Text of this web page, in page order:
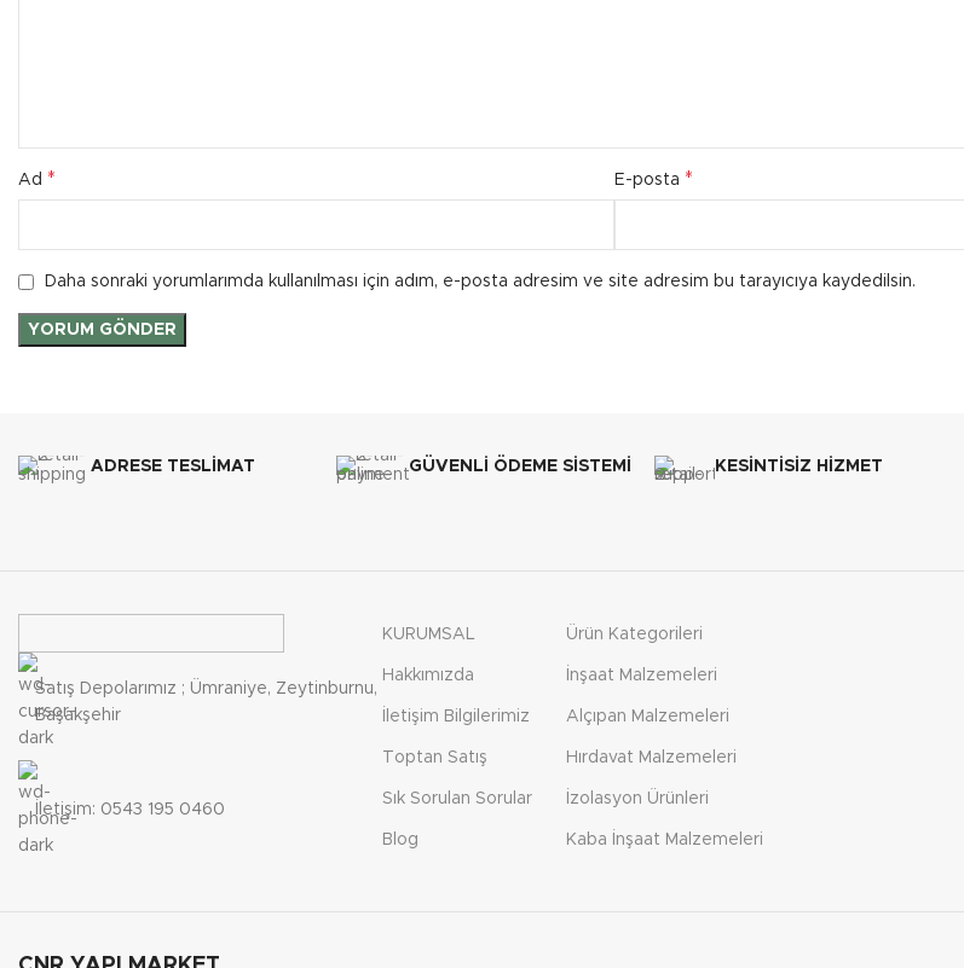
Ad * E-posta *
Daha sonraki yorumlarımda kullanılması için adım, e-posta adresim ve site adresim bu tarayıcıya kaydedilsin.
ADRESE TESLİMAT GÜVENLİ ÖDEME SİSTEMİ KESİNTİSİZ HİZMET
Satış Depolarımız ; Ümraniye, Zeytinburnu,
Başakşehir
İletişim: 0543 195 0460
KURUMSAL
Hakkımızda
İletişim Bilgilerimiz
Toptan Satış
Sık Sorulan Sorular
Blog
Ürün Kategorileri
İnşaat Malzemeleri
Alçıpan Malzemeleri
Hırdavat Malzemeleri
İzolasyon Ürünleri
Kaba İnşaat Malzemeleri